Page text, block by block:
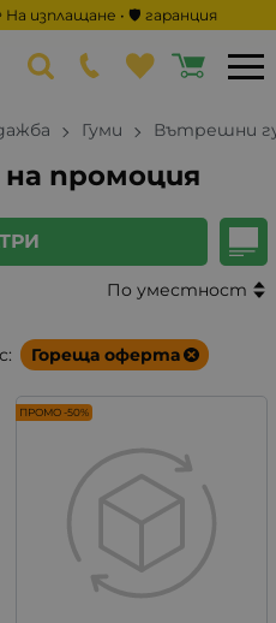
На изплащане • 🛡️ гаранция
Гуми Вътрешни
промоция
По уместност
Гореща оферта
ПРОМО -50%